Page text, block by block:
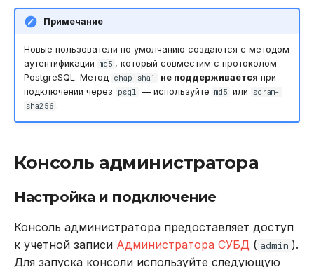
Примечание
Новые пользователи по умолчанию создаются с методом
аутентификации md5 , который совместим с протоколом
PostgreSQL. Метод chap-sha1 не поддерживается при
подключении через
psql — используйте md5 или
scram-
sha256 .
Консоль администратора
Настройка и подключение
Консоль администратора предоставляет доступ
к учетной записи Администратора СУБД ( admin ).
Для запуска консоли используйте следующую